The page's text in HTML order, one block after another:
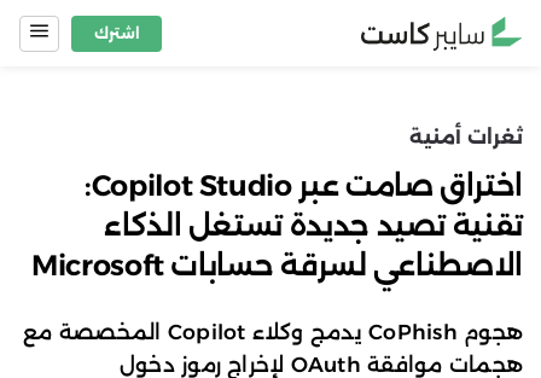
Skip
اشترك
ثغرات أمنية
اختراق صامت عبر Copilot Studio:
تقنية تصيد جديدة تستغل الذكاء
الاصطناعي لسرقة حسابات Microsoft
هجوم CoPhish يدمج وكلاء Copilot المخصصة مع
هجمات موافقة OAuth لإخراج رموز دخول